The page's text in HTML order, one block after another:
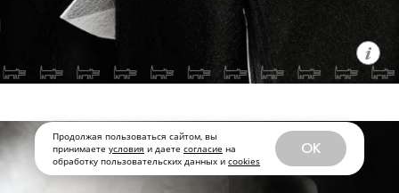
Продолжая пользоваться сайтом, вы
принимаете условия и даете согласие на
обработку пользовательских данных и cookies
OK